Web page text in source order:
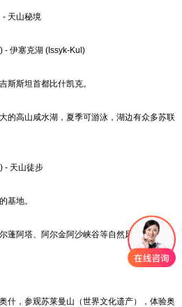
- 天山秘境
- 伊塞克湖 (Issyk-Kul)
斯坦首都比什凯克。
的高山咸水湖，夏季可游泳，湖边有众多苏联
- 天山徒步
基地。
蓬阿塔、阿尔金阿沙峡谷等自然风光。
什，参观苏莱曼山（世界文化遗产），体验奥